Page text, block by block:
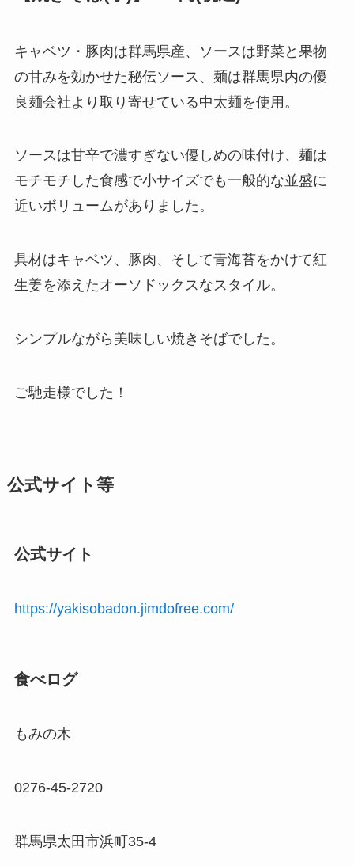
キャベツ・豚肉は群馬県産、ソースは野菜と果物
の甘みを効かせた秘伝ソース、麺は群馬県内の優
良麺会社より取り寄せている中太麺を使用。
ソースは甘辛で濃すぎない優しめの味付け、麺は
モチモチした食感で小サイズでも一般的な並盛に
近いボリュームがありました。
具材はキャベツ、豚肉、そして青海苔をかけて紅
生姜を添えたオーソドックスなスタイル。
シンプルながら美味しい焼きそばでした。
ご馳走様でした！
公式サイト等
公式サイト
https://yakisobadon.jimdofree.com/
食べログ
もみの木
0276-45-2720
群馬県太田市浜町35-4